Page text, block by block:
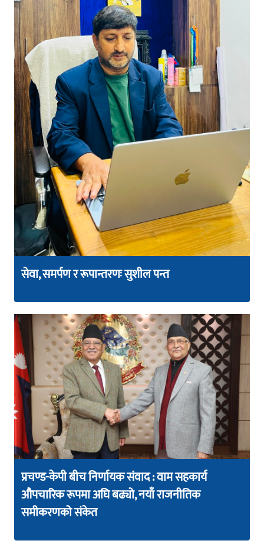
सेवा, समर्पण र रूपान्तरणः सुशील पन्त
प्रचण्ड-केपी बीच निर्णायक संवाद : वाम सहकार्य
औपचारिक रूपमा अघि बढ्यो, नयाँ राजनीतिक
समीकरणको संकेत